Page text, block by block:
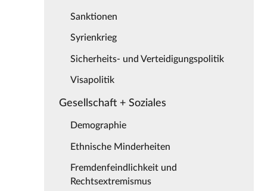
Sanktionen
Syrienkrieg
Sicherheits- und Verteidigungspolitik
Visapolitik
Gesellschaft + Soziales
Demographie
Ethnische Minderheiten
Fremdenfeindlichkeit und
Rechtsextremismus